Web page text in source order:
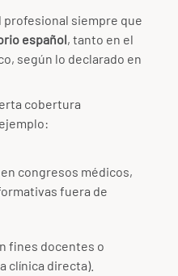
profesional siempre que
español, tanto en el
según lo declarado en
cobertura
congresos médicos,
fuera de
fines docentes o
clínica directa).